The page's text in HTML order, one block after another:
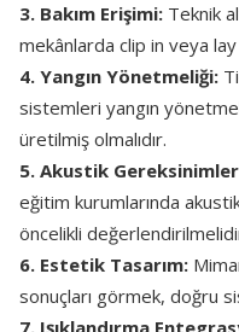
3. Bakım Erişimi: Teknik
mekânlarda clip in veya
4. Yangın Yönetmeliği:
sistemleri yangın
üretilmiş olmalıdır.
5. Akustik
eğitim kurumlarında
öncelikli
6. Estetik Tasarım:
sonuçları görmek, doğru
7. Işıklandırma